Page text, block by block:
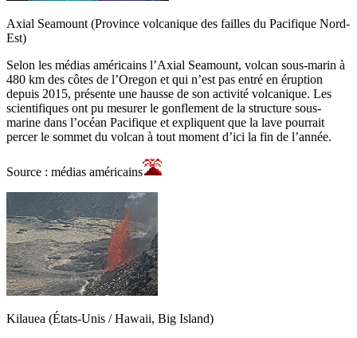
Axial Seamount (Province volcanique des failles du Pacifique Nord-
Est)
Selon les médias américains l’Axial Seamount, volcan sous-marin à
480 km des côtes de l’Oregon et qui n’est pas entré en éruption
depuis 2015, présente une hausse de son activité volcanique. Les
scientifiques ont pu mesurer le gonflement de la structure sous-
marine dans l’océan Pacifique et expliquent que la lave pourrait
percer le sommet du volcan à tout moment d’ici la fin de l’année.
Source : médias américains
Kilauea (États-Unis / Hawaii, Big Island)